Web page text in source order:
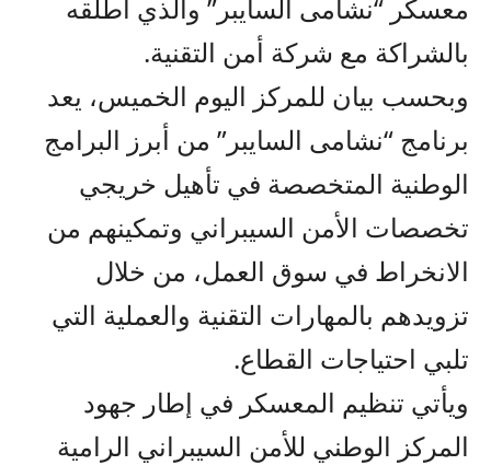
معسكر “نشامى السايبر” والذي أطلقه
بالشراكة مع شركة أمن التقنية.
وبحسب بيان للمركز اليوم الخميس، يعد
برنامج “نشامى السايبر” من أبرز البرامج
الوطنية المتخصصة في تأهيل خريجي
تخصصات الأمن السيبراني وتمكينهم من
الانخراط في سوق العمل، من خلال
تزويدهم بالمهارات التقنية والعملية التي
تلبي احتياجات القطاع.
ويأتي تنظيم المعسكر في إطار جهود
المركز الوطني للأمن السيبراني الرامية